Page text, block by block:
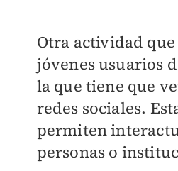
Otra actividad
jóvenes usuarios
la que tiene que
redes sociales.
permiten
personas o